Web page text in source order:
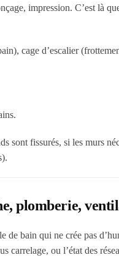
impression. C’est là
cage d’escalier
sont fissurés, si les murs
plomberie,
de bain qui ne crée pas
carrelage, ou l’état des